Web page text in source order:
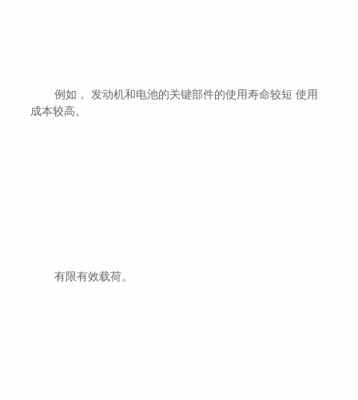
例如， 发动机和电池的关键部件的使用寿命较短 使用
成本较高。
有限有效载荷。